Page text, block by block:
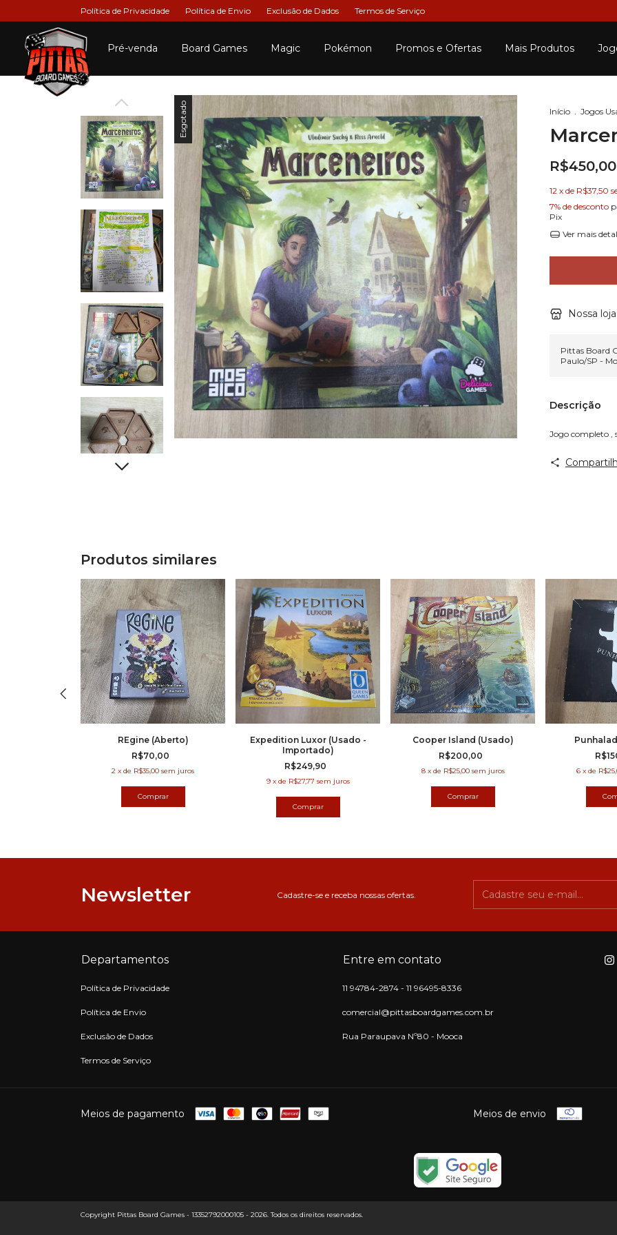
Política de Privacidade Política de Envio Exclusão de Dados Termos de Serviço
Pré-venda Board Games Magic Pokémon Promos e Ofertas Mais Produtos
Esgotado Início . Jogos
R$450,00
12 x de R$37,50
7% de desconto
Pix
Ver mais
Nossa loja
Pittas Board
Paulo/SP -
Descrição
Jogo completo ,
Produtos similares
REgine (Aberto)
R$70,00
2 x de R$35,00 sem juros
Expedition Luxor (Usado -
Importado)
R$249,90
9 x de R$27,77 sem juros
Cooper Island (Usado)
R$200,00
8 x de R$25,00 sem juros 6 x de
Newsletter Cadastre-se e receba nossas ofertas.
Departamentos
Política de Privacidade
Política de Envio
Exclusão de Dados
Termos de Serviço
Entre em contato
11 94784-2874 - 11 96495-8336
comercial@pittasboardgames.com.br
Rua Paraupava Nº80 - Mooca
Meios de pagamento Meios de envio
Copyright Pittas Board Games - 13352792000105 - 2026. Todos os direitos reservados.